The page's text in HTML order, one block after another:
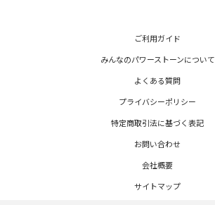
ご利用ガイド
みんなのパワーストーンについて
よくある質問
プライバシーポリシー
特定商取引法に基づく表記
お問い合わせ
会社概要
サイトマップ